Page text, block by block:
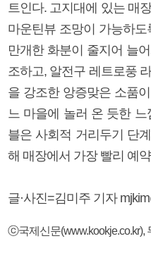
트인다. 고지대에 있는 매
마운틴뷰 조망이 가능하
만개한 화분이 줄지어 늘
조하고, 알전구 레트로풍
을 강조한 앙증맞은 소품
느 마을에 놀러 온 듯한
블은 사회적 거리두기 단
해 매장에서 가장 빨리 예
글·사진=김미주 기자
ⓒ국제신문(www.kookje.co.kr),